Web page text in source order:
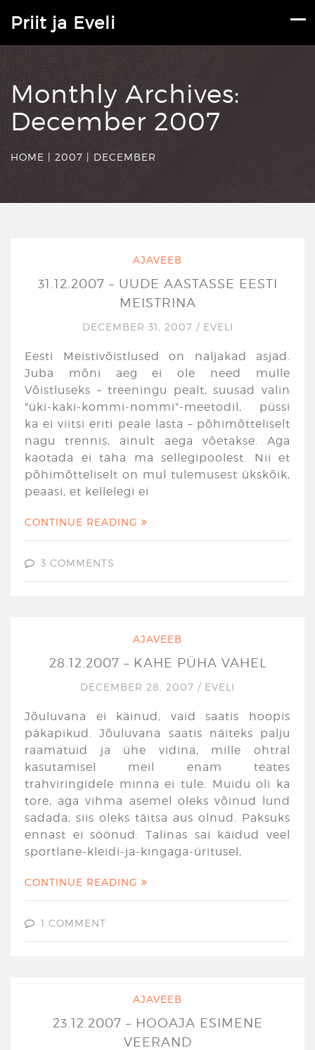
Priit ja Eveli
Monthly Archives:
December 2007
HOME | 2007 | DECEMBER
AJAVEEB
31.12.2007 – UUDE AASTASSE EESTI
MEISTRINA
DECEMBER 31, 2007 / EVELI
Eesti Meistivõistlused on naljakad asjad.
Juba mõni aeg ei ole need mulle
Võistluseks – treeningu pealt, suusad valin
"üki-kaki-kommi-nommi"-meetodil, püssi
ka ei viitsi eriti peale lasta – põhimõtteliselt
nagu trennis, ainult aega võetakse. Aga
kaotada ei taha ma sellegipoolest. Nii et
põhimõtteliselt on mul tulemusest ükskõik,
peaasi, et kellelegi ei
CONTINUE READING
3 COMMENTS
AJAVEEB
28.12.2007 – KAHE PÜHA VAHEL
DECEMBER 28, 2007 / EVELI
Jõuluvana ei käinud, vaid saatis hoopis
päkapikud. Jõuluvana saatis näiteks palju
raamatuid ja ühe vidina, mille ohtral
kasutamisel meil enam teates
trahviringidele minna ei tule. Muidu oli ka
tore, aga vihma asemel oleks võinud lund
sadada, siis oleks täitsa aus olnud. Paksuks
ennast ei söönud. Talinas sai käidud veel
sportlane-kleidi-ja-kingaga-üritusel,
CONTINUE READING
1 COMMENT
AJAVEEB
23.12.2007 – HOOAJA ESIMENE
VEERAND